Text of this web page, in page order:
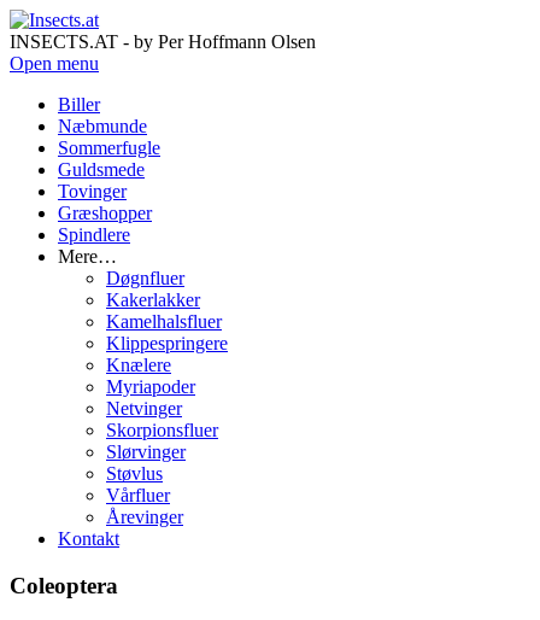
INSECTS.AT - by Per Hoffmann Olsen
Open menu
Biller
Næbmunde
Sommerfugle
Guldsmede
Tovinger
Græshopper
Spindlere
Mere…
Døgnfluer
Kakerlakker
Kamelhalsfluer
Klippespringere
Knælere
Myriapoder
Netvinger
Skorpionsfluer
Slørvinger
Støvlus
Vårfluer
Årevinger
Kontakt
Coleoptera